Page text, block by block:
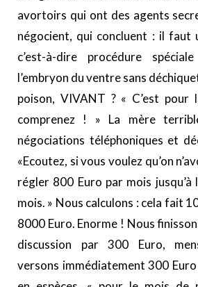
avortoirs qui ont des agents
négocient, qui concluent : il faut
c’est-à-dire procédure
l’embryon du ventre sans
poison, VIVANT ? « C’est pour
comprenez ! » La mère
négociations téléphoniques et
«Ecoutez, si vous voulez qu’on
régler 800 Euro par mois jusqu’à
mois. » Nous calculons : cela fait
8000 Euro. Enorme ! Nous
discussion par 300 Euro,
versons immédiatement 300